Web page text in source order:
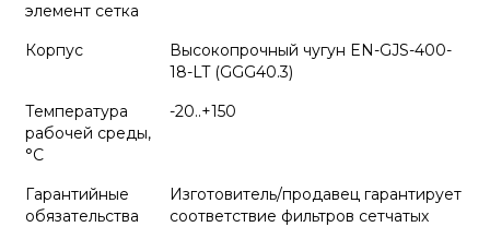
элемент сетка
Корпус
Высокопрочный чугун EN-GJS-400-
18-LT (GGG40.3)
Температура
рабочей среды,
°С
-20..+150
Гарантийные
обязательства
Изготовитель/продавец гарантирует
соответствие фильтров сетчатых